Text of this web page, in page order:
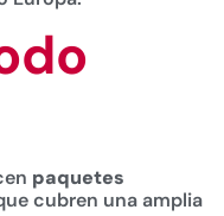
paquetes
cubren una amplia